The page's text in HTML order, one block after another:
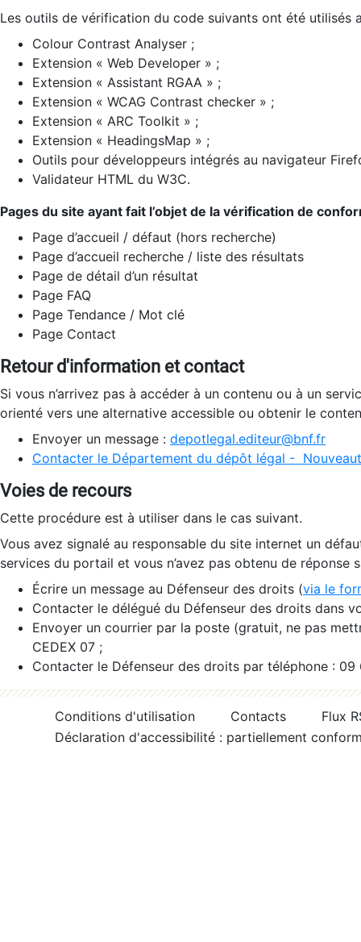
Les outils de vérification du code suivants ont été utilisés
Colour Contrast Analyser ;
Extension « Web Developer » ;
Extension « Assistant RGAA » ;
Extension « WCAG Contrast checker » ;
Extension « ARC Toolkit » ;
Extension « HeadingsMap » ;
Outils pour développeurs intégrés au navigateur
Validateur HTML du W3C.
Pages du site ayant fait l’objet de la vérification de
Page d’accueil / défaut (hors recherche)
Page d’accueil recherche / liste des résultats
Page de détail d’un résultat
Page FAQ
Page Tendance / Mot clé
Page Contact
Retour d'information et contact
Si vous n’arrivez pas à accéder à un contenu ou à un
orienté vers une alternative accessible ou obtenir le
Envoyer un message : depotlegal.editeur@bnf.fr
Contacter le Département du dépôt légal -
Voies de recours
Cette procédure est à utiliser dans le cas suivant.
Vous avez signalé au responsable du site internet un
services du portail et vous n’avez pas obtenu de réponse
Écrire un message au Défenseur des droits (via le
Contacter le délégué du Défenseur des droits dans
Envoyer un courrier par la poste (gratuit, ne pas
CEDEX 07 ;
Contacter le Défenseur des droits par téléphone :
Conditions d'utilisation Contacts
Flux
Déclaration d'accessibilité : partiellement